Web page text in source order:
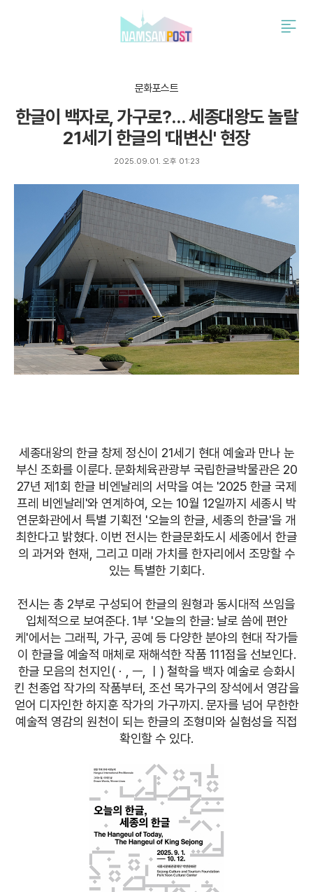
주
뉴
펼
문화포스트
한글이 백자로, 가구로?… 세종대왕도 놀랄
21세기 한글의 '대변신' 현장
2025.09.01. 오후 01:23
세종대왕의 한글 창제 정신이 21세기 현대 예술과 만나 눈
부신 조화를 이룬다. 문화체육관광부 국립한글박물관은 20
27년 제1회 한글 비엔날레의 서막을 여는 '2025 한글 국제
프레 비엔날레'와 연계하여, 오는 10월 12일까지 세종시 박
연문화관에서 특별 기획전 '오늘의 한글, 세종의 한글'을 개
최한다고 밝혔다. 이번 전시는 한글문화도시 세종에서 한글
의 과거와 현재, 그리고 미래 가치를 한자리에서 조망할 수
있는 특별한 기회다.
전시는 총 2부로 구성되어 한글의 원형과 동시대적 쓰임을
입체적으로 보여준다. 1부 '오늘의 한글: 날로 씀에 편안
케'에서는 그래픽, 가구, 공예 등 다양한 분야의 현대 작가들
이 한글을 예술적 매체로 재해석한 작품 111점을 선보인다.
한글 모음의 천지인(ㆍ, ㅡ, ㅣ) 철학을 백자 예술로 승화시
킨 천종업 작가의 작품부터, 조선 목가구의 장석에서 영감을
얻어 디자인한 하지훈 작가의 가구까지. 문자를 넘어 무한한
예술적 영감의 원천이 되는 한글의 조형미와 실험성을 직접
확인할 수 있다.